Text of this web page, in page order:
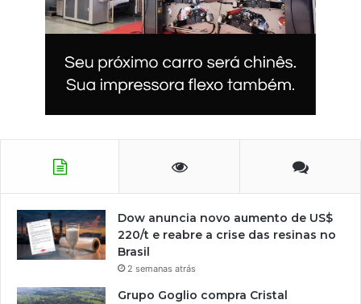
Dow anuncia novo aumento de US$
220/t e reabre a crise das resinas no
Brasil
2 semanas atrás
Grupo Goglio compra Cristal